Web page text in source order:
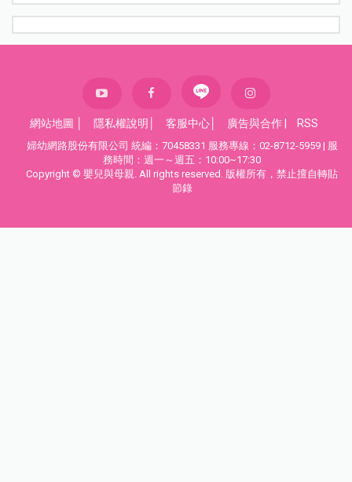
網站地圖 隱私權說明 客服中心 廣告與合作 RSS
婦幼網路股份有限公司 統編：70458331 服務專線：02-8712-5959 | 服
務時間：週一～週五：10:00~17:30
Copyright © 嬰兒與母親. All rights reserved. 版權所有，禁止擅自轉貼
節錄